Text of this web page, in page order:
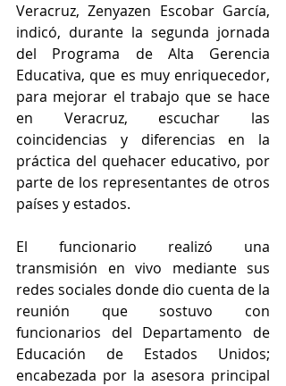
Veracruz, Zenyazen Escobar García,
indicó, durante la segunda jornada
del Programa de Alta Gerencia
Educativa, que es muy enriquecedor,
para mejorar el trabajo que se hace
en Veracruz, escuchar las
coincidencias y diferencias en la
práctica del quehacer educativo, por
parte de los representantes de otros
países y estados.
El funcionario realizó una
transmisión en vivo mediante sus
redes sociales donde dio cuenta de la
reunión que sostuvo con
funcionarios del Departamento de
Educación de Estados Unidos;
encabezada por la asesora principal